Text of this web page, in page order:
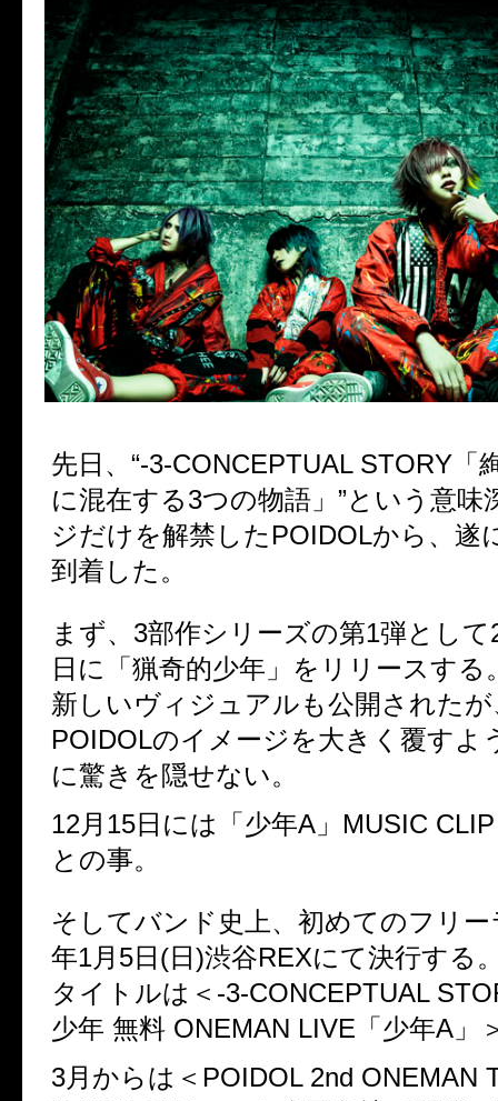
先日、“-3-CONCEPTUAL STORY「
に混在する3つの物語」”という意味
ジだけを解禁したPOIDOLから、遂
到着した。
まず、3部作シリーズの第1弾として
日に「猟奇的少年」をリリースする
新しいヴィジュアルも公開された
POIDOLのイメージを大きく覆すよ
に驚きを隠せない。
12月15日には「少年A」MUSIC
との事。
そしてバンド史上、初めてのフリ
年1月5日(日)渋谷REXにて決行する
タイトルは＜-3-CONCEPTUAL
少年 無料 ONEMAN LIVE「少年A」
3月からは＜POIDOL 2nd ONEMAN